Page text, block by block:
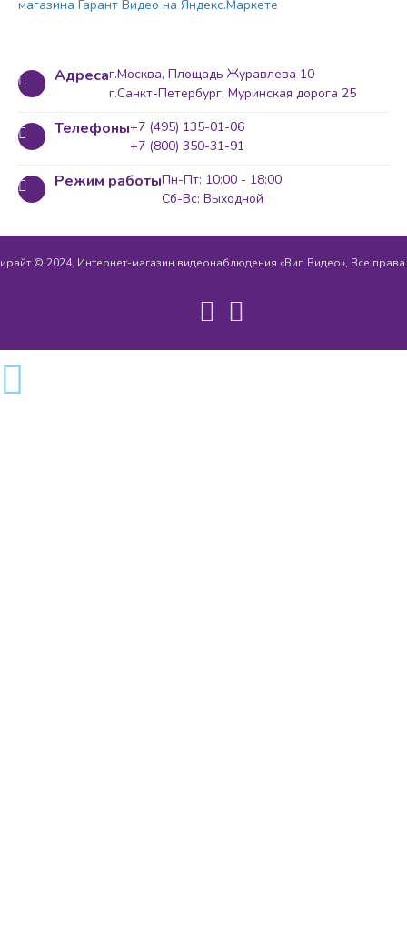
Адресаг.Москва, Площадь Журавлева 10
г.Санкт-Петербург, Муринская дорога 25
Телефоны+7 (495) 135-01-06
+7 (800) 350-31-91
Режим работыПн-Пт: 10:00 - 18:00
Сб-Вс: Выходной
© 2024, Интернет-магазин видеонаблюдения «Вип Видео», Все